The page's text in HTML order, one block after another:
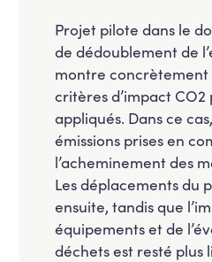
Projet pilote dans le
de dédoublement de
montre concrètement
critères d’impact
appliqués. Dans ce
émissions prises en
l’acheminement des
Les déplacements du
ensuite, tandis que
équipements et de
déchets est resté plus